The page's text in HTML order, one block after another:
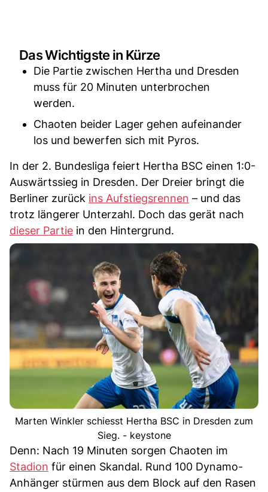
Das Wichtigste in Kürze
Die Partie zwischen Hertha und Dresden
muss für 20 Minuten unterbrochen
werden.
Chaoten beider Lager gehen aufeinander
los und bewerfen sich mit Pyros.
In der 2. Bundesliga feiert Hertha BSC einen 1:0-
Auswärtssieg in Dresden. Der Dreier bringt die
Berliner zurück ins Aufstiegsrennen – und das
trotz längerer Unterzahl. Doch das gerät nach
dieser Partie in den Hintergrund.
Marten Winkler schiesst Hertha BSC in Dresden zum
Sieg. - keystone
Denn: Nach 19 Minuten sorgen Chaoten im
Stadion für einen Skandal. Rund 100 Dynamo-
Anhänger stürmen aus dem Block auf den Rasen